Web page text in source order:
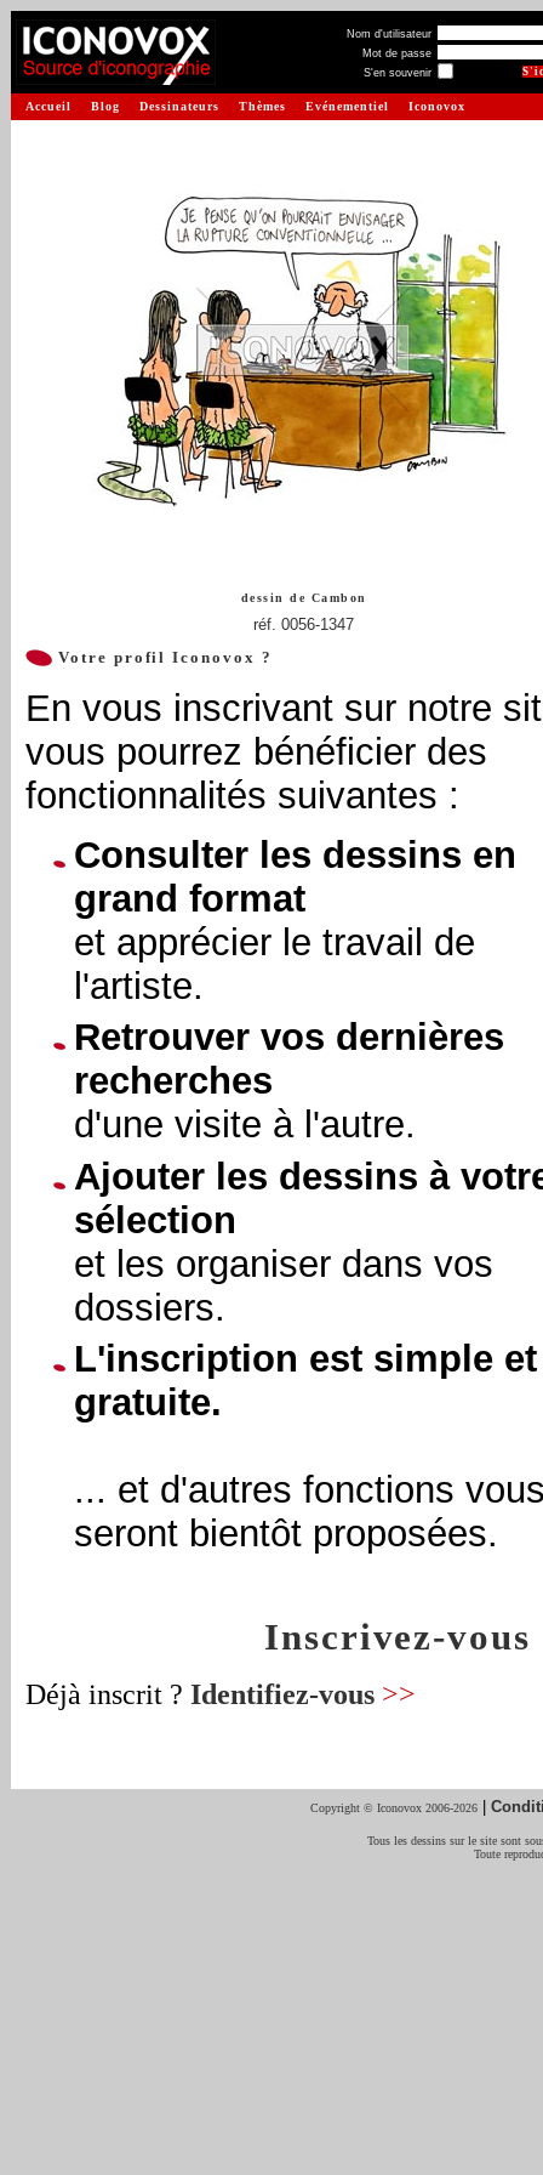
Nom d'utilisateur
Mot de passe
S'en souvenir
Accueil Blog Dessinateurs Thèmes Evénementiel Iconovox
dessin de Cambon
réf. 0056-1347
Votre profil Iconovox ?
En vous inscrivant sur notre
vous pourrez bénéficier des
fonctionnalités suivantes :
Consulter les dessins en
grand format
et apprécier le travail de
l'artiste.
Retrouver vos dernières
recherches
d'une visite à l'autre.
Ajouter les dessins à
sélection
et les organiser dans vos
dossiers.
L'inscription est simple et
gratuite.
... et d'autres fonctions
seront bientôt proposées.
Inscrivez-vous
Déjà inscrit ? Identifiez-vous >>
Copyright © Iconovox 2006-2026 |
Tous les dessins sur le site sont
Toute